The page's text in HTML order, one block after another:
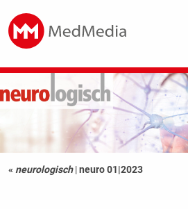
« neurologisch |neuro 01|2023